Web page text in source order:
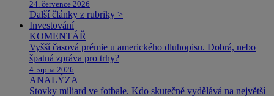
24. července 2026
Další články z rubriky >
Investování
KOMENTÁŘ
Vyšší časová prémie u amerického dluhopisu. Dobrá, nebo
špatná zpráva pro trhy?
4. srpna 2026
ANALÝZA
Stovky miliard ve fotbale. Kdo skutečně vydělává na největší